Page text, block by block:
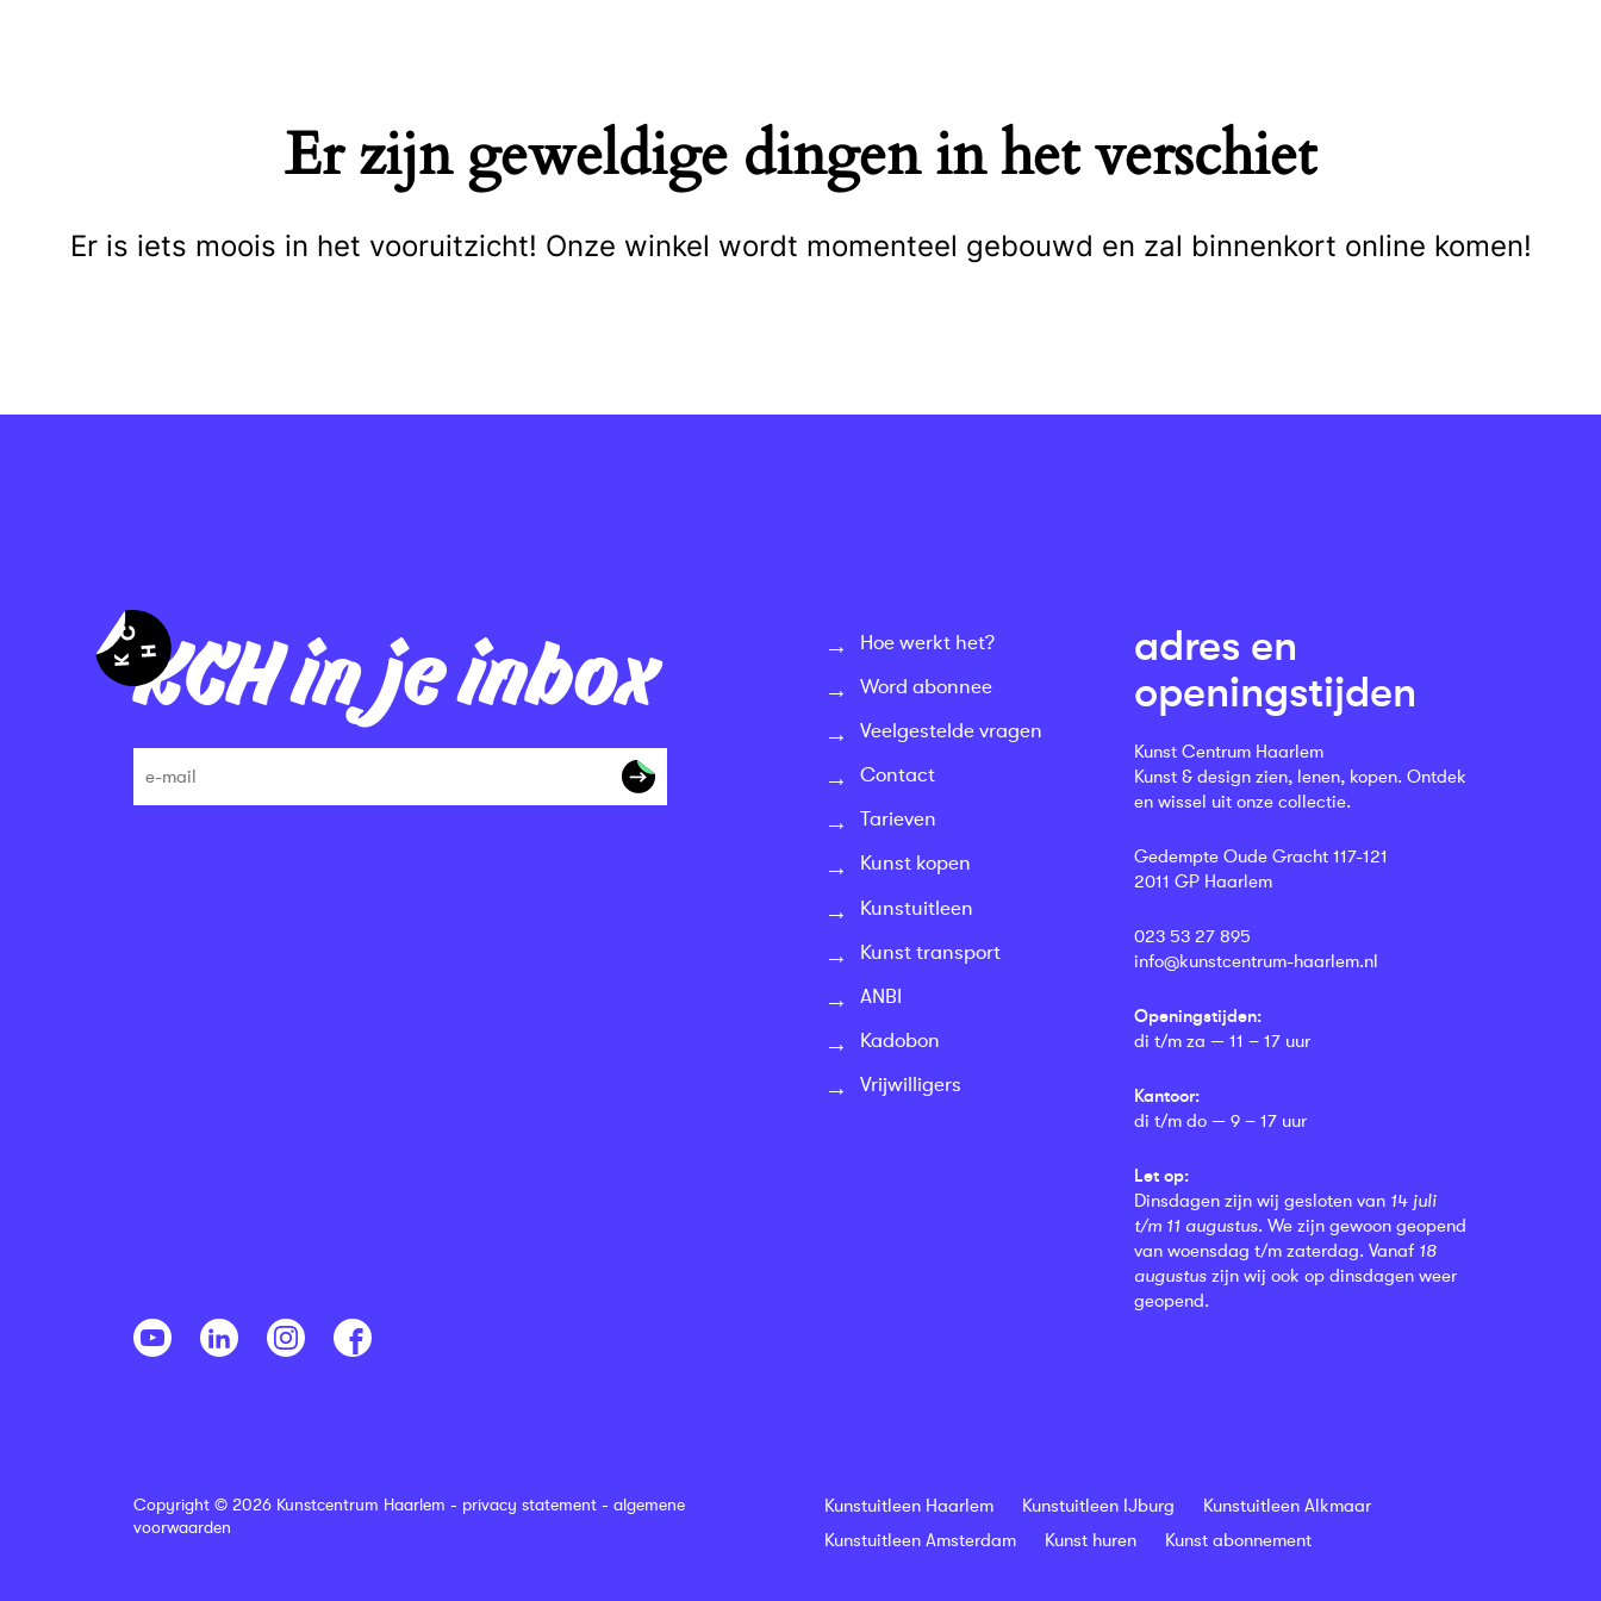
Er zijn geweldige dingen in het verschiet
Er is iets moois in het vooruitzicht! Onze winkel wordt momenteel gebouwd en zal binnenkort online komen!
KCH in je inbox
Hoe werkt het?
Word abonnee
Veelgestelde vragen
Contact
Tarieven
Kunst kopen
Kunstuitleen
Kunst transport
ANBI
Kadobon
Vrijwilligers
adres en
openingstijden
Kunst Centrum Haarlem
Kunst & design zien, lenen, kopen. Ontdek
en wissel uit onze collectie.
Gedempte Oude Gracht 117-121
2011 GP Haarlem
023 53 27 895
info@kunstcentrum-haarlem.nl
Openingstijden:
di t/m za — 11 – 17 uur
Kantoor:
di t/m do — 9 – 17 uur
Let op:
Dinsdagen zijn wij gesloten van 14 juli
t/m 11 augustus. We zijn gewoon geopend
van woensdag t/m zaterdag. Vanaf 18
augustus zijn wij ook op dinsdagen weer
geopend.
Copyright © 2026 Kunstcentrum Haarlem - privacy statement - algemene
voorwaarden
Kunstuitleen Haarlem Kunstuitleen IJburg
Kunstuitleen Alkmaar
Kunstuitleen Amsterdam
Kunst huren Kunst abonnement